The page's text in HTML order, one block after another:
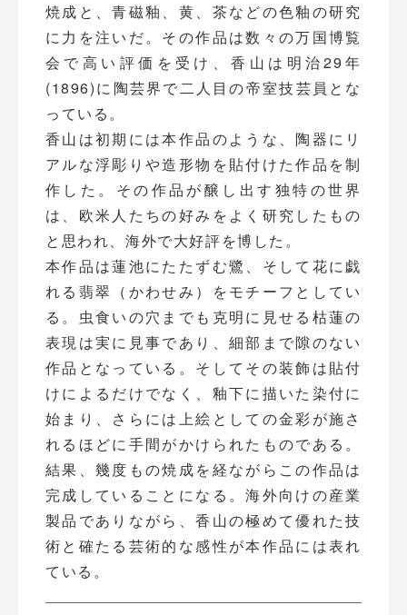
焼成と、青磁釉、黄、茶などの色釉の研究
に力を注いだ。その作品は数々の万国博覧
会で高い評価を受け、香山は明治29年
(1896)に陶芸界で二人目の帝室技芸員とな
っている。
香山は初期には本作品のような、陶器にリ
アルな浮彫りや造形物を貼付けた作品を制
作した。その作品が醸し出す独特の世界
は、欧米人たちの好みをよく研究したもの
と思われ、海外で大好評を博した。
本作品は蓮池にたたずむ鷺、そして花に戯
れる翡翠（かわせみ）をモチーフとしてい
る。虫食いの穴までも克明に見せる枯蓮の
表現は実に見事であり、細部まで隙のない
作品となっている。そしてその装飾は貼付
けによるだけでなく、釉下に描いた染付に
始まり、さらには上絵としての金彩が施さ
れるほどに手間がかけられたものである。
結果、幾度もの焼成を経ながらこの作品は
完成していることになる。海外向けの産業
製品でありながら、香山の極めて優れた技
術と確たる芸術的な感性が本作品には表れ
ている。